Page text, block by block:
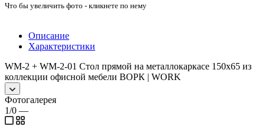
Что бы увеличить фото - кликнете по нему
Описание
Характеристики
WM-2 + WM-2-01 Стол прямой на металлокаркасе 150х65 из
коллекции офисной мебели ВОРК | WORK
Фотогалерея
1/0 —